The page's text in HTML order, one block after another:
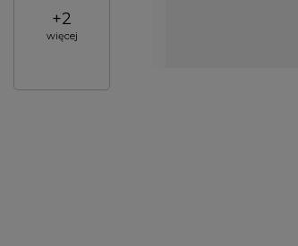
+2
więcej